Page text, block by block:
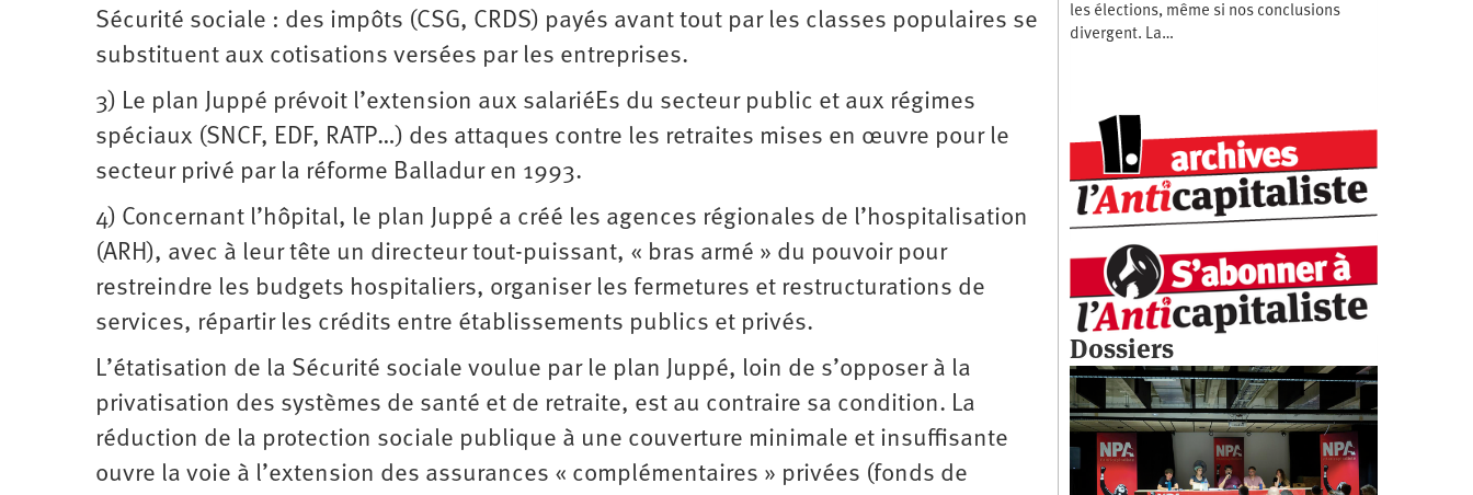
Sécurité sociale : des impôts (CSG, CRDS) payés avant tout par les classes populaires se
substituent aux cotisations versées par les entreprises.
3) Le plan Juppé prévoit l’extension aux salariéEs du secteur public et aux régimes
spéciaux (SNCF, EDF, RATP…) des attaques contre les retraites mises en œuvre pour le
secteur privé par la réforme Balladur en 1993.
4) Concernant l’hôpital, le plan Juppé a créé les agences régionales de l’hospitalisation
(ARH), avec à leur tête un directeur tout-puissant, « bras armé » du pouvoir pour
restreindre les budgets ­hospitaliers, organiser les fermetures et restructurations de
services, répartir les crédits entre établissements publics et privés.
L’étatisation de la Sécurité sociale voulue par le plan Juppé, loin de s’opposer à la
privatisation des systèmes de santé et de retraite, est au contraire sa condition. La
réduction de la protection sociale publique à une couverture minimale et insuffisante
ouvre la voie à l’extension des assurances « complémentaires » privées (fonds de
les élections, même si nos conclusions
divergent. La…
Dossiers